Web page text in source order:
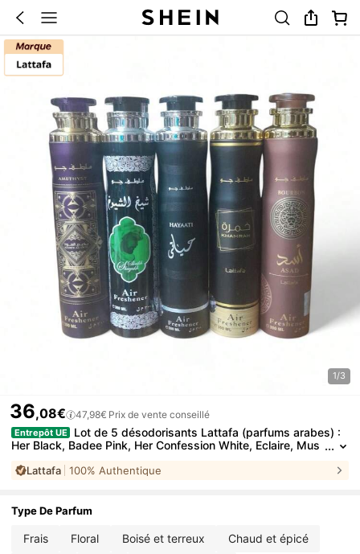
1/3
36,08€ 47,98€ Prix de vente conseillé
Entrepôt UE
Lot de 5 désodorisants Lattafa (parfums arabes) :
Her Black, Badee Pink, Her Confession White, Eclaire, Mus
ns de lots de 5 disponibles.
Lattafa 100% Authentique
Type De Parfum
Frais Floral Boisé et terreux Chaud et épicé